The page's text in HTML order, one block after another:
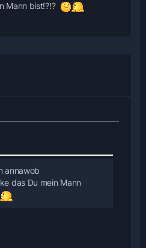
Mann bist!?!?
annawob
das Du mein Mann